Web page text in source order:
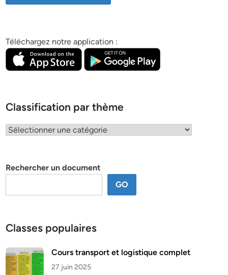
Téléchargez notre application :
Classification par thème
Classification
Rechercher un document
GO
Classes populaires
Cours transport et logistique complet
27 juin 2025